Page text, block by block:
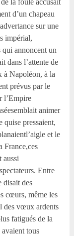
la foule accusait
d’un chapeau
sur une
impérial,
qui annoncent un
dans l’attente de
à Napoléon, à la
prévus par le
l’Empire
animer
quise pressaient,
et le
France,ces
aussi
Entre
disait des
cœurs, même les
des vœux ardents
fatigués de la
avaient tous